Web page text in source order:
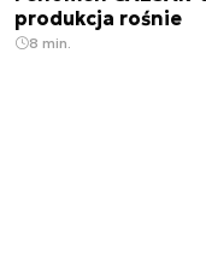
produkcja rośnie
8 min.